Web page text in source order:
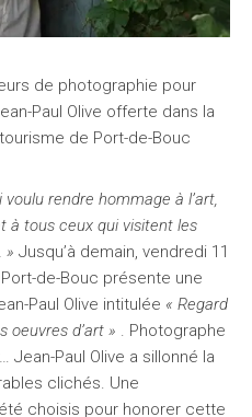
de photographie pour
Paul Olive offerte dans la
de Port-de-Bouc
rendre hommage à l’art,
à tous ceux qui visitent les
» Jusqu’à demain, vendredi 11
de-Bouc présente une
Paul Olive intitulée « Regard
oeuvres d’art » . Photographe
Jean-Paul Olive a sillonné la
clichés. Une
choisis pour honorer cette